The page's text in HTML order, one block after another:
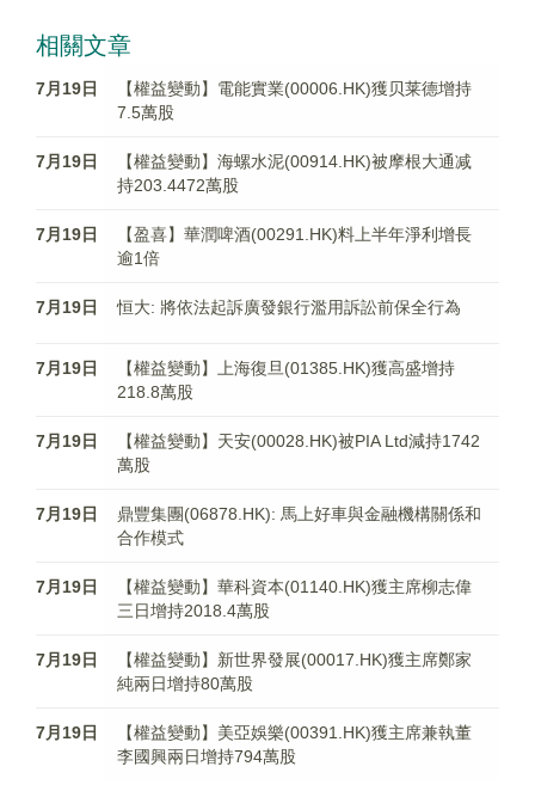
相關文章
7月19日
【權益變動】電能實業(00006.HK)獲贝莱德增持
7.5萬股
7月19日
【權益變動】海螺水泥(00914.HK)被摩根大通减
持203.4472萬股
7月19日
【盈喜】華潤啤酒(00291.HK)料上半年淨利增長
逾1倍
7月19日 恒大: 將依法起訴廣發銀行濫用訴訟前保全行為
7月19日
【權益變動】上海復旦(01385.HK)獲高盛增持
218.8萬股
7月19日
【權益變動】天安(00028.HK)被PIA Ltd減持1742
萬股
7月19日
鼎豐集團(06878.HK): 馬上好車與金融機構關係和
合作模式
7月19日
【權益變動】華科資本(01140.HK)獲主席柳志偉
三日增持2018.4萬股
7月19日
【權益變動】新世界發展(00017.HK)獲主席鄭家
純兩日增持80萬股
7月19日
【權益變動】美亞娛樂(00391.HK)獲主席兼執董
李國興兩日增持794萬股